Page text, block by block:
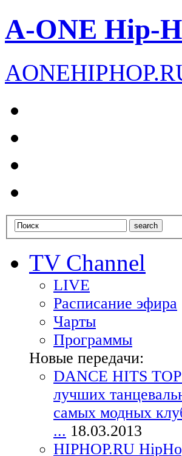
A-ONE Hip-
AONEHIPHOP
TV Channel
LIVE
Расписание эфира
Чарты
Программы
Новые передачи:
DANCE HITS
лучших
самых модных
... 18.03.2013
HIPHOP.RU